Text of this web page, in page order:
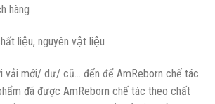
hàng
liệu, nguyên vật liệu
vải mới/ dư/ cũ… đến để AmReborn chế tác
đã được AmReborn chế tác theo chất